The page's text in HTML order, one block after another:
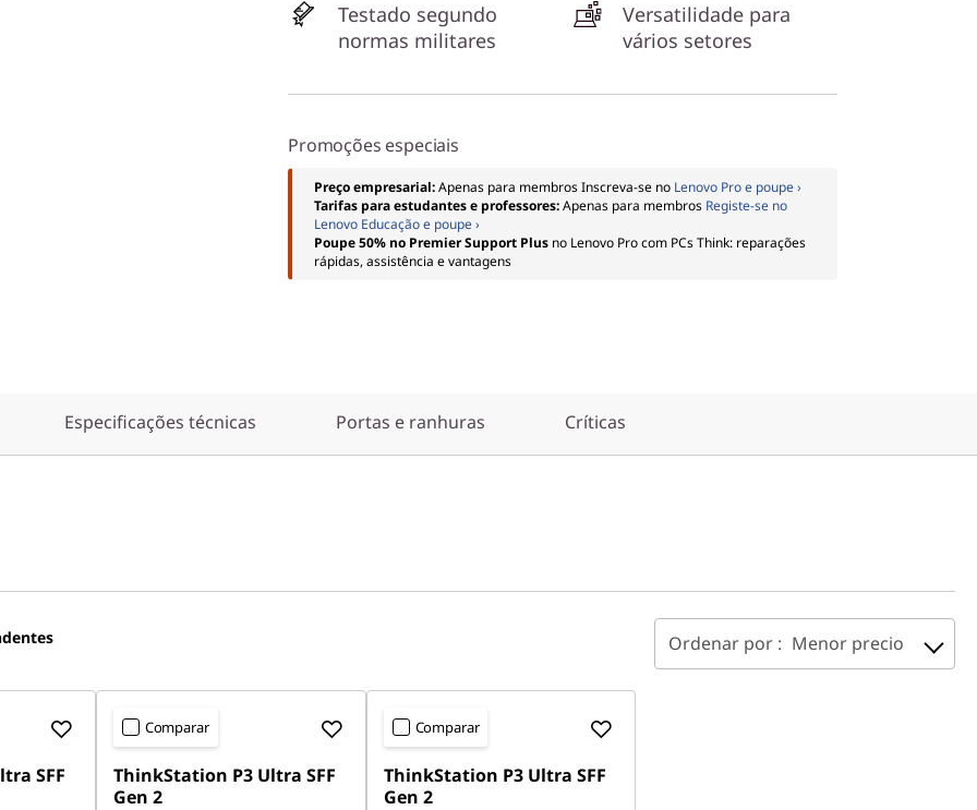
Testado segundo
normas militares
Versatilidade para
vários setores
Promoções especiais
Preço empresarial:Apenas para membros Inscreva-se no Lenovo Pro e poupe ›
Tarifas para estudantes e professores:Apenas para membros Registe-se no
Lenovo Educação e poupe ›
Poupe 50% no Premier Support Plus no Lenovo Pro com PCs Think: reparações
rápidas, assistência e vantagens
Especificações técnicas Portas e ranhuras Críticas
Ordenar por : Menor precio
SFF
Comparar
ThinkStation P3 Ultra SFF
Gen 2
Comparar
ThinkStation P3 Ultra SFF
Gen 2